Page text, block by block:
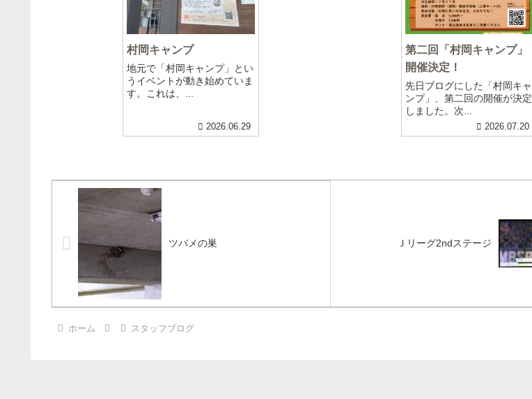
村岡キャンプ
地元で「村岡キャンプ」とい
うイベントが動き始めていま
す。これは、...
2026.06.29
第二回「村岡キャンプ」
開催決定！
先日ブログにした「村岡キャ
ンプ」、第二回の開催が決定
しました。次...
2026.07.20
ツバメの巣 Ｊリーグ2ndステージ
ホーム スタッフブログ